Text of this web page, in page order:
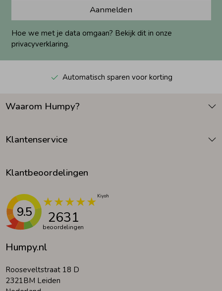
Aanmelden
Hoe we met je data omgaan? Bekijk dit in onze
privacyverklaring.
Automatisch sparen voor korting
Humpy.nl
Rooseveltstraat 18 D
2321BM Leiden
Waarom Humpy?
Klantenservice
Klantbeoordelingen
9.5 2631
beoordelingen